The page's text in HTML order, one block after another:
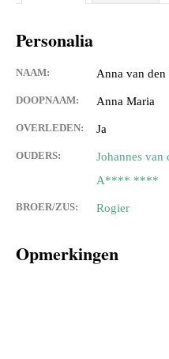
Personalia
NAAM: Anna van den
DOOPNAAM: Anna Maria
OVERLEDEN: Ja
OUDERS:
Johannes van
A**** ****
BROER/ZUS: Rogier
Opmerkingen